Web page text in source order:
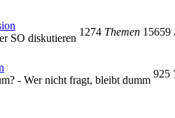
SO diskutieren
1274 Themen 15659
- Wer nicht fragt, bleibt dumm
925